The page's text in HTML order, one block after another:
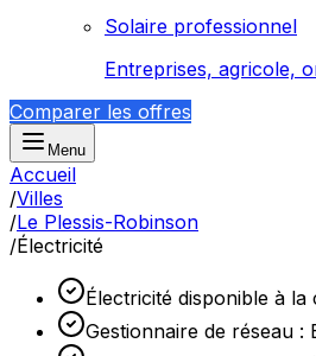
Solaire professionnel
Entreprises, agricole,
Comparer les offres
Menu
Accueil
/Villes
/Le Plessis-Robinson
/Électricité
Électricité disponible à la
Gestionnaire de réseau :